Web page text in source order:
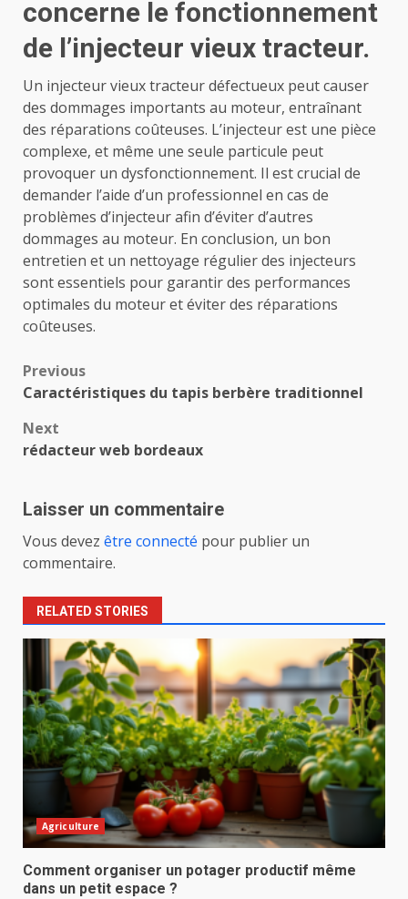
concerne le fonctionnement
de l’injecteur vieux tracteur.
Un injecteur vieux tracteur défectueux peut causer
des dommages importants au moteur, entraînant
des réparations coûteuses. L’injecteur est une pièce
complexe, et même une seule particule peut
provoquer un dysfonctionnement. Il est crucial de
demander l’aide d’un professionnel en cas de
problèmes d’injecteur afin d’éviter d’autres
dommages au moteur. En conclusion, un bon
entretien et un nettoyage régulier des injecteurs
sont essentiels pour garantir des performances
optimales du moteur et éviter des réparations
coûteuses.
Post
navigation
Previous
Caractéristiques du tapis berbère traditionnel
Next
rédacteur web bordeaux
Laisser un commentaire
Vous devez être connecté pour publier un
commentaire.
RELATED STORIES
Agriculture
Comment organiser un potager productif même
dans un petit espace ?